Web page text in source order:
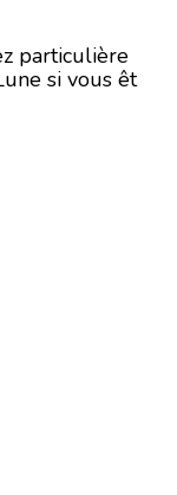
particulière
si vous êt